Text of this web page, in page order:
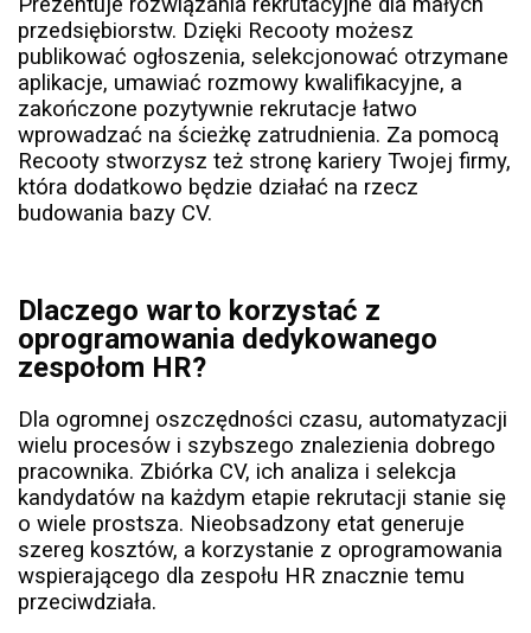
przedsiębiorstw. Dzięki Recooty możesz
publikować ogłoszenia, selekcjonować otrzymane
aplikacje, umawiać rozmowy kwalifikacyjne, a
zakończone pozytywnie rekrutacje łatwo
wprowadzać na ścieżkę zatrudnienia. Za pomocą
Recooty stworzysz też stronę kariery Twojej firmy,
która dodatkowo będzie działać na rzecz
budowania bazy CV.
Dlaczego warto korzystać z
oprogramowania dedykowanego
zespołom HR?
Dla ogromnej oszczędności czasu, automatyzacji
wielu procesów i szybszego znalezienia dobrego
pracownika. Zbiórka CV, ich analiza i selekcja
kandydatów na każdym etapie rekrutacji stanie się
o wiele prostsza. Nieobsadzony etat generuje
szereg kosztów, a korzystanie z oprogramowania
wspierającego dla zespołu HR znacznie temu
przeciwdziała.